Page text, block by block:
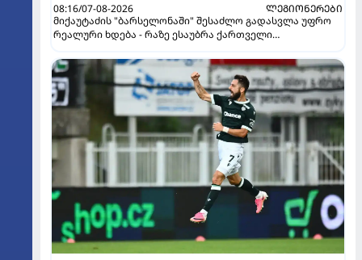
08:16/07-08-2026
ᲚᲔᲒᲘᲝᲜᲔᲠᲔᲑᲘ
მიქაუტაძის "ბარსელონაში" შესაძლო გადასვლა უფრო
რეალური ხდება - რაზე ესაუბრა ქართველი